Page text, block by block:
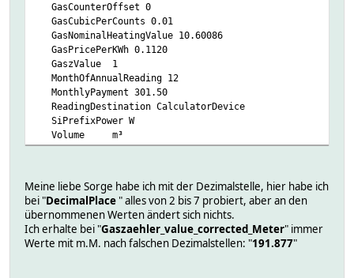
GasCounterOffset 0
GasCubicPerCounts 0.01
GasNominalHeatingValue 10.60086
GasPricePerKWh 0.1120
GaszValue 1
MonthOfAnnualReading 12
MonthlyPayment 301.50
ReadingDestination CalculatorDevice
SiPrefixPower W
Volume m³
Meine liebe Sorge habe ich mit der Dezimalstelle, hier habe ich
bei "DecimalPlace" alles von 2 bis 7 probiert, aber an den
übernommenen Werten ändert sich nichts.
Ich erhalte bei "Gaszaehler_value_corrected_Meter" immer
Werte mit m.M. nach falschen Dezimalstellen: "191.877"